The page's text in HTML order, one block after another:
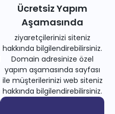
Ücretsiz Yapım
Aşamasında
ziyaretçilerinizi siteniz
hakkında bilgilendirebilirsiniz.
Domain adresinize özel
yapım aşamasında sayfası
ile müşterilerinizi web siteniz
hakkında bilgilendirebilirsiniz.